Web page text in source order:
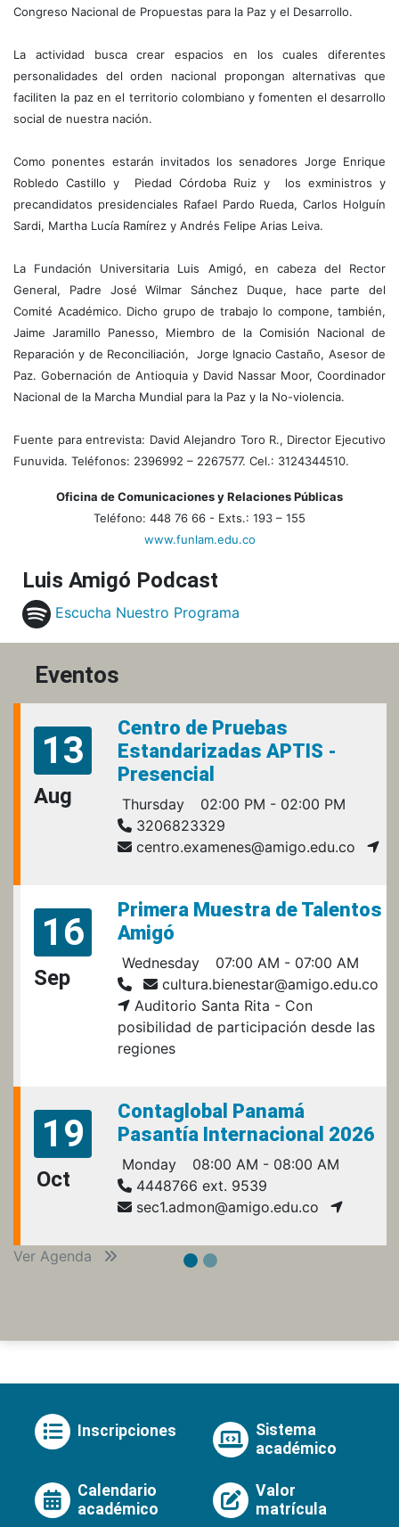
Congreso Nacional de Propuestas para la Paz y el Desarrollo.
La actividad busca crear espacios en los cuales diferentes
personalidades del orden nacional propongan alternativas que
faciliten la paz en el territorio colombiano y fomenten el desarrollo
social de nuestra nación.
Como ponentes estarán invitados los senadores Jorge Enrique
Robledo Castillo y Piedad Córdoba Ruiz y los exministros y
precandidatos presidenciales Rafael Pardo Rueda, Carlos Holguín
Sardi, Martha Lucía Ramírez y Andrés Felipe Arias Leiva.
La Fundación Universitaria Luis Amigó, en cabeza del Rector
General, Padre José Wilmar Sánchez Duque, hace parte del
Comité Académico. Dicho grupo de trabajo lo compone, también,
Jaime Jaramillo Panesso, Miembro de la Comisión Nacional de
Reparación y de Reconciliación, Jorge Ignacio Castaño, Asesor de
Paz. Gobernación de Antioquia y David Nassar Moor, Coordinador
Nacional de la Marcha Mundial para la Paz y la No-violencia.
Fuente para entrevista: David Alejandro Toro R., Director Ejecutivo
Funuvida. Teléfonos: 2396992 – 2267577. Cel.: 3124344510.
Oficina de Comunicaciones y Relaciones Públicas
Teléfono: 448 76 66 - Exts.: 193 – 155
www.funlam.edu.co
Luis Amigó Podcast
Escucha Nuestro Programa
Eventos
13
Aug
Centro de Pruebas
Estandarizadas APTIS -
Presencial
Thursday
02:00 PM - 02:00 PM
3206823329
centro.examenes@amigo.edu.co
16
Sep
Primera Muestra de Talentos
Amigó
Wednesday
07:00 AM - 07:00 AM
cultura.bienestar@amigo.edu.co
Auditorio Santa Rita - Con
posibilidad de participación desde las
regiones
19
Oct
Contaglobal Panamá
Pasantía Internacional 2026
Monday
08:00 AM - 08:00 AM
4448766 ext. 9539
sec1.admon@amigo.edu.co
Ver Agenda
Inscripciones
Sistema
académico
Calendario
académico
Valor
matrícula